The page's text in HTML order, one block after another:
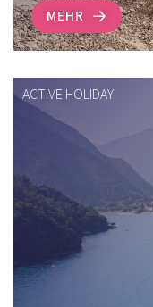
MEHR
ACTIVE HOLIDAY